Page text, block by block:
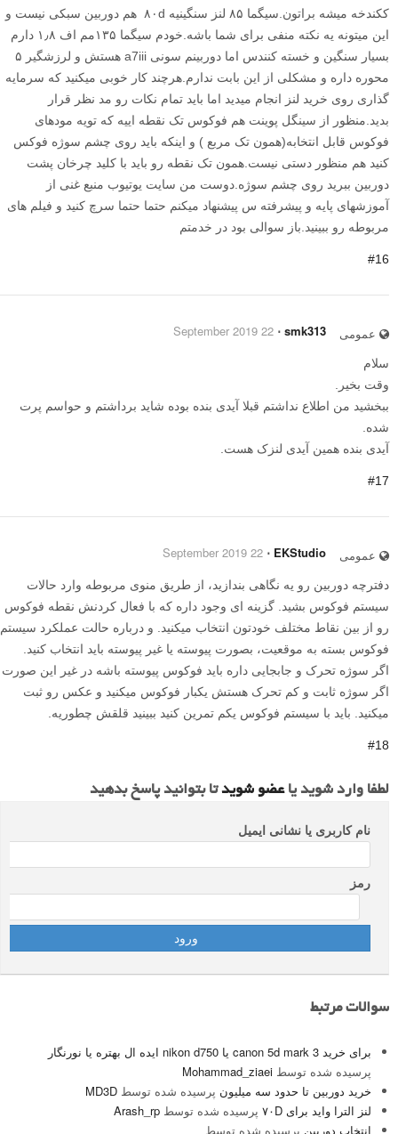
ککندخه میشه براتون.سیگما ۸۵ لنز سنگینیه ۸۰d هم دوربین سبکی نیست و
این میتونه یه نکته منفی برای شما باشه.خودم سیگما ۱۳۵مم اف ۱٫۸ دارم
بسیار سنگین و خسته کنندس اما دوربینم سونی a7iii هستش و لرزشگیر ۵
محوره داره و مشکلی از این بابت ندارم.هرچند کار خوبی میکنید که سرمایه
گذاری روی خرید لنز انجام میدید اما باید تمام نکات رو مد نظر قرار
بدید.منظور از سینگل پوینت هم فوکوس تک نقطه اییه که تویه مودهای
فوکوس قابل انتخابه(همون تک مربع ) و اینکه باید روی چشم سوژه فوکس
کنید هم منظور دستی نیست.همون تک نقطه رو باید با کلید چرخان پشت
دوربین ببرید روی چشم سوژه.دوست من سایت یوتیوب منبع غنی از
آموزشهای پایه و پیشرفته س پیشنهاد میکنم حتما حتما سرچ کنید و فیلم های
مربوطه رو ببینید.باز سوالی بود در خدمتم
#16
عمومی smk313
⋅
22 September 2019
سلام
وقت بخیر.
ببخشید من اطلاع نداشتم قبلا آیدی بنده بوده شاید برداشتم و حواسم پرت
شده.
آیدی بنده همین آیدی لنزک هست.
#17
عمومی EKStudio
⋅
22 September 2019
دفترچه دوربین رو یه نگاهی بندازید، از طریق منوی مربوطه وارد حالات
سیستم فوکوس بشید. گزینه ای وجود داره که با فعال کردنش نقطه فوکوس
رو از بین نقاط مختلف خودتون انتخاب میکنید. و درباره حالت عملکرد سیستم
فوکوس بسته به موقعیت، بصورت پیوسته یا غیر پیوسته باید انتخاب کنید.
اگر سوژه تحرک و جابجایی داره باید فوکوس پیوسته باشه در غیر این صورت
اگر سوژه ثابت و کم تحرک هستش یکبار فوکوس میکنید و عکس رو ثبت
میکنید. باید با سیستم فوکوس یکم تمرین کنید ببینید قلقش چطوریه.
#18
لطفا وارد شوید یاعضو شویدتا بتوانید پاسخ بدهید
نام کاربری یا نشانی ایمیل
رمز
سوالات مرتبط
برای خرید canon 5d mark 3 یا nikon d750 ایده ال بهتره یا نورنگار
پرسیده شده توسط Mohammad_ziaei
خرید دوربین تا حدود سه میلیون پرسیده شده توسط MD3D
لنز الترا واید برای ۷۰D
پرسیده شده توسط Arash_rp
انتخاب دوربین پرسیده شده توسط